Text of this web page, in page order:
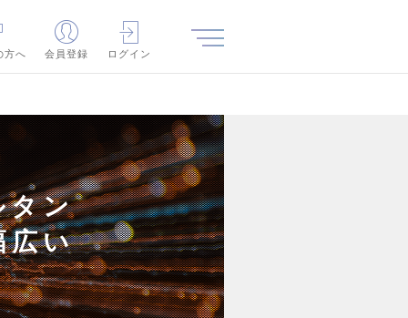
方へ
会員登録 ログイン
タン
広い